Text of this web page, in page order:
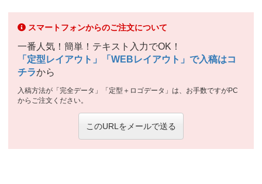
スマートフォンからのご注文について
一番人気！簡単！テキスト入力でOK！
「定型レイアウト」「WEBレイアウト」で入稿はコ
チラから
入稿方法が「完全データ」「定型＋ロゴデータ」は、お手数ですがPC
からご注文ください。
このURLをメールで送る